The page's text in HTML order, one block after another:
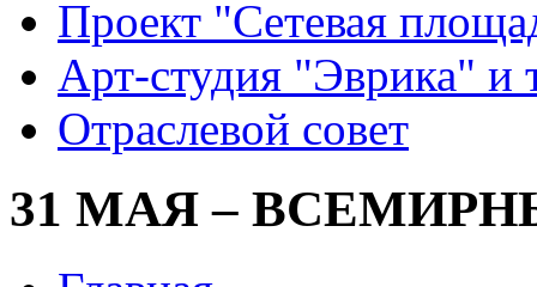
Проект "Сетевая
Арт-студия "Эврика" и
Отраслевой совет
31 МАЯ –